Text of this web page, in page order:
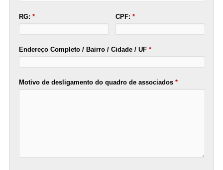
RG: * CPF: *
Endereço Completo / Bairro / Cidade / UF *
Motivo de desligamento do quadro de associados *